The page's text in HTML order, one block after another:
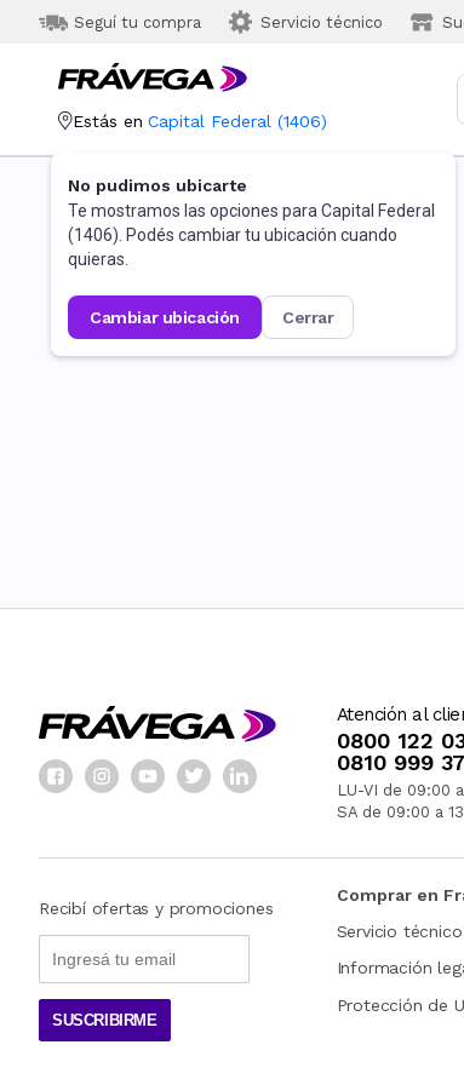
Seguí tu compra Servicio técnico
Estás en Capital Federal (1406)
No pudimos ubicarte
Te mostramos las opciones para Capital Federal
(1406). Podés cambiar tu ubicación cuando
quieras.
cambiar ubicación cerrar
Atención al
0800 122
0810 999
LU-VI de 09:00
SA de 09:00 a
Recibí ofertas y promociones
SUSCRIBIRME
Comprar en
Servicio técnico
Información
Protección de